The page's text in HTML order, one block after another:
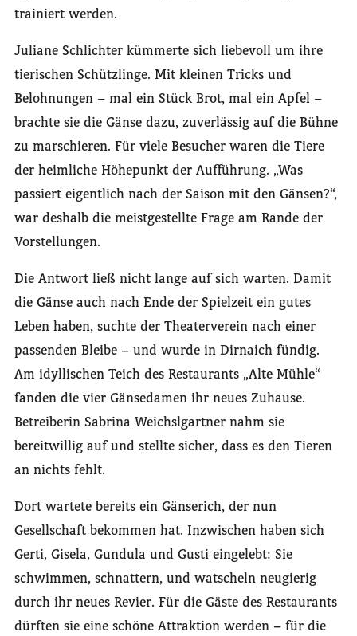
trainiert werden.
Juliane Schlichter kümmerte sich liebevoll um ihre
tierischen Schützlinge. Mit kleinen Tricks und
Belohnungen – mal ein Stück Brot, mal ein Apfel –
brachte sie die Gänse dazu, zuverlässig auf die Bühne
zu marschieren. Für viele Besucher waren die Tiere
der heimliche Höhepunkt der Aufführung. „Was
passiert eigentlich nach der Saison mit den Gänsen?“,
war deshalb die meistgestellte Frage am Rande der
Vorstellungen.
Die Antwort ließ nicht lange auf sich warten. Damit
die Gänse auch nach Ende der Spielzeit ein gutes
Leben haben, suchte der Theaterverein nach einer
passenden Bleibe – und wurde in Dirnaich fündig.
Am idyllischen Teich des Restaurants „Alte Mühle“
fanden die vier Gänsedamen ihr neues Zuhause.
Betreiberin Sabrina Weichslgartner nahm sie
bereitwillig auf und stellte sicher, dass es den Tieren
an nichts fehlt.
Dort wartete bereits ein Gänserich, der nun
Gesellschaft bekommen hat. Inzwischen haben sich
Gerti, Gisela, Gundula und Gusti eingelebt: Sie
schwimmen, schnattern, und watscheln neugierig
durch ihr neues Revier. Für die Gäste des Restaurants
dürften sie eine schöne Attraktion werden – für die